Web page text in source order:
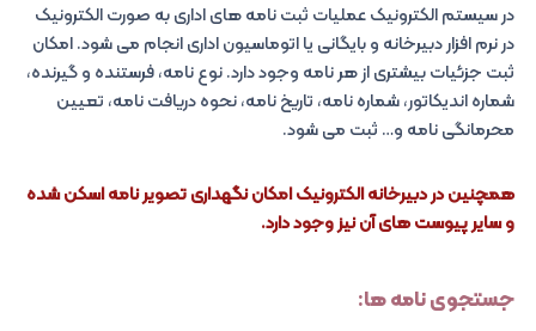
در سیستم الکترونیک عملیات ثبت نامه های اداری به صورت الکترونیک
در نرم افزار دبیرخانه و بایگانی یا اتوماسیون اداری انجام می شود. امکان
ثبت جزئیات بیشتری از هر نامه وجود دارد. نوع نامه، فرستنده و گیرنده،
شماره اندیکاتور، شماره نامه، تاریخ نامه، نحوه دریافت نامه، تعیین
محرمانگی نامه و… ثبت می شود.
همچنین در دبیرخانه الکترونیک امکان نگهداری تصویر نامه اسکن شده
و سایر پیوست های آن نیز وجود دارد.
جستجوی نامه ها: